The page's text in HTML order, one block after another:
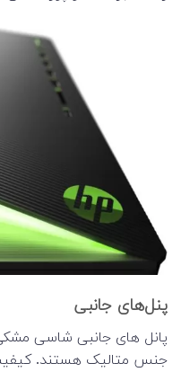
پنل‌های جانبی
پانل های جانبی شاسی مشکی
جنس متالیک هستند.